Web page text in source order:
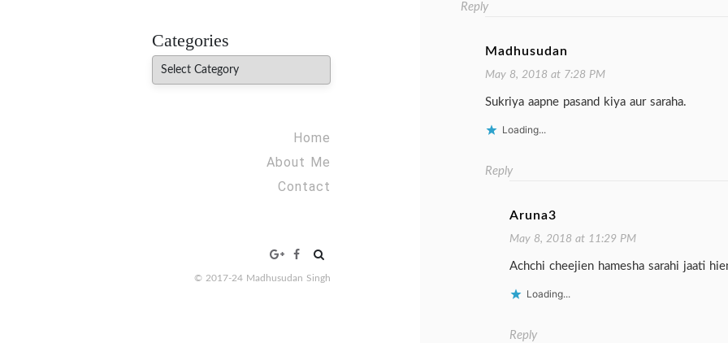
Categories
Categories
Home
About Me
Contact
Search
© 2017-24 Madhusudan Singh
Reply
Madhusudan
May 8, 2018 at 7:28 PM
Sukriya aapne pasand kiya aur saraha.
Loading...
Reply
Aruna3
May 8, 2018 at 11:29 PM
Achchi cheejien hamesha sarahi jaati
Loading...
Reply